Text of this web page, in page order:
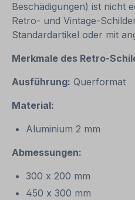
Beschädigungen) ist nicht
Retro- und Vintage-
Standardartikel oder mit
Merkmale des Retro-
Ausführung: Querformat
Material:
Aluminium 2 mm
Abmessungen:
300 x 200 mm
450 x 300 mm